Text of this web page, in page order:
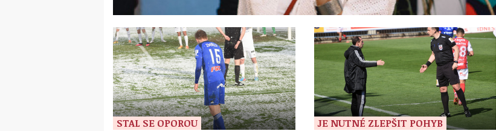
STAL SE OPOROU
JE NUTNÉ ZLEPŠIT POHYB